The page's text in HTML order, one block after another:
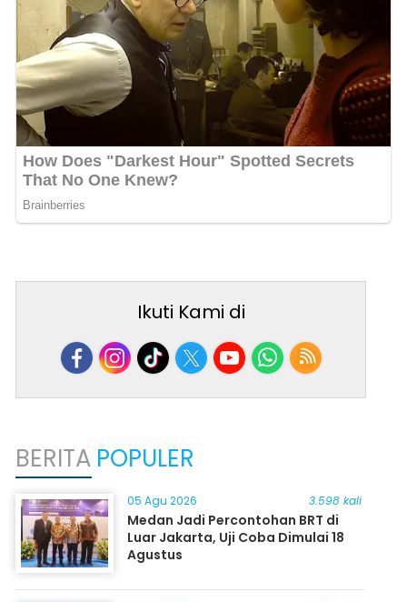
Ikuti Kami di
BERITA POPULER
05 Agu 2026 3.598 kali
Medan Jadi Percontohan BRT di
Luar Jakarta, Uji Coba Dimulai 18
Agustus